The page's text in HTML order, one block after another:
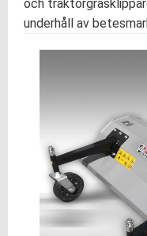
och
underhåll av